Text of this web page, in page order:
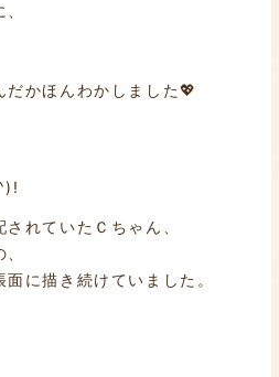
だかほんわかしました💖
れていたＣちゃん、
に描き続けていました。